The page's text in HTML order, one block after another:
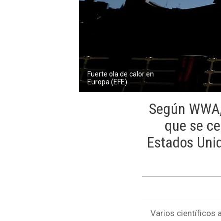
Fuerte ola de calor en
Europa (EFE)
Según
que se
Estados
Varios científicos